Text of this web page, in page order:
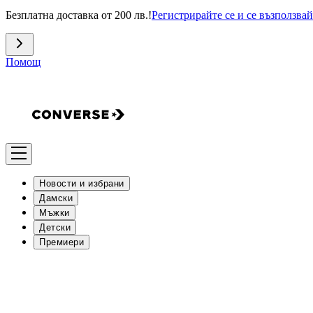
Безплатна доставка от 200 лв.!Регистрирайте се и се
Помощ
Новости и избрани
Дамски
Мъжки
Детски
Премиери